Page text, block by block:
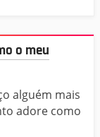
o meu
alguém mais
adore como